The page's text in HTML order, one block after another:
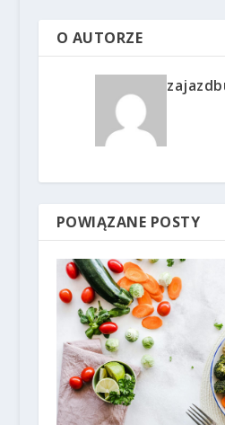
O AUTORZE
POWIĄZANE POSTY